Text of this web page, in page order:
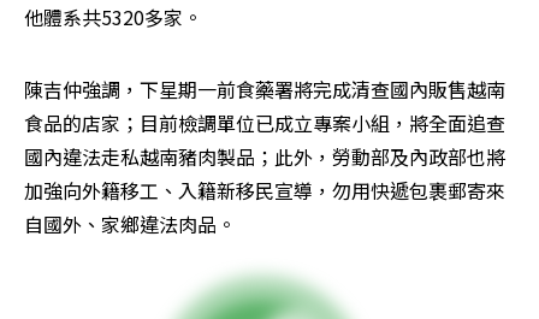
他體系共5320多家。
陳吉仲強調，下星期一前食藥署將完成清查國內販售越南
食品的店家；目前檢調單位已成立專案小組，將全面追查
國內違法走私越南豬肉製品；此外，勞動部及內政部也將
加強向外籍移工、入籍新移民宣導，勿用快遞包裹郵寄來
自國外、家鄉違法肉品。